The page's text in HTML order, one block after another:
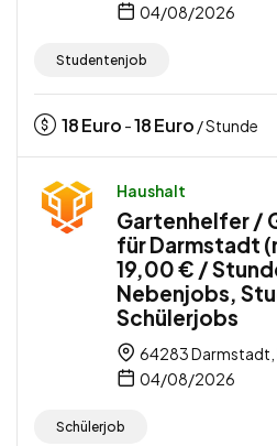
04/08/2026
Studentenjob
18Euro -18Euro / Stunde
Haushalt
Gartenhelfer /
für Darmstadt
19,00 € /
Nebenjobs,
Schülerjobs
64283 Darmstadt,
04/08/2026
Schülerjob